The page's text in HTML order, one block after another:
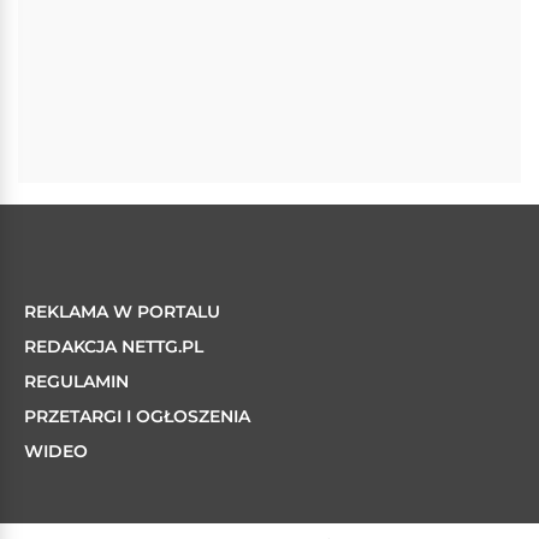
REKLAMA W PORTALU
REDAKCJA NETTG.PL
REGULAMIN
PRZETARGI I OGŁOSZENIA
WIDEO